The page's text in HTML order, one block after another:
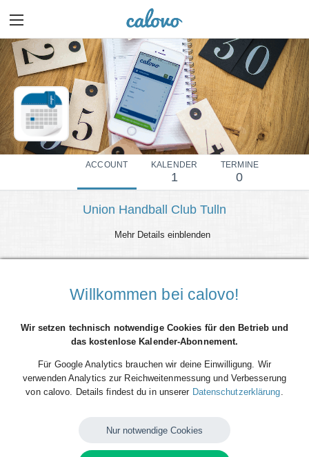
ACCOUNT KALENDER
1
TERMINE
0
Union Handball Club Tulln
Mehr Details einblenden
Willkommen bei calovo!
Wir setzen technisch notwendige Cookies für den Betrieb und
das kostenlose Kalender-Abonnement.
Für Google Analytics brauchen wir deine Einwilligung. Wir
verwenden Analytics zur Reichweitenmessung und Verbesserung
von calovo. Details findest du in unserer Datenschutzerklärung.
Nur notwendige Cookies